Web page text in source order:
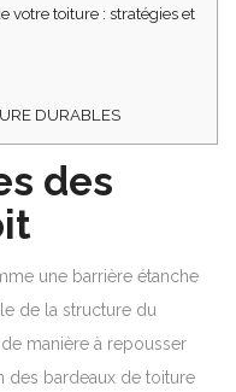
votre toiture : stratégies et
DURABLES
des
une barrière étanche
de la structure du
manière à repousser
des bardeaux de toiture